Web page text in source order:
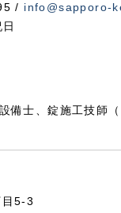
/ info@sapporo-
士、錠施工技師
5-3